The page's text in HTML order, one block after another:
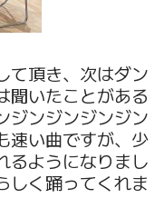
て頂き、次はダン
いたことがある
ジンジンジンジン
い曲ですが、少
るようになりまし
しく踊ってくれま